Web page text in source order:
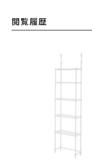
閲覧履歴